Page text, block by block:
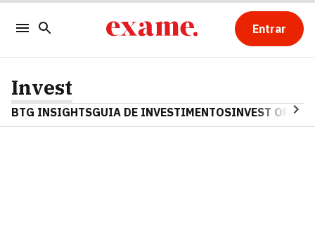
Entrar
Invest
BTG INSIGHTSGUIA DE INVESTIMENTOSINVEST OPINA